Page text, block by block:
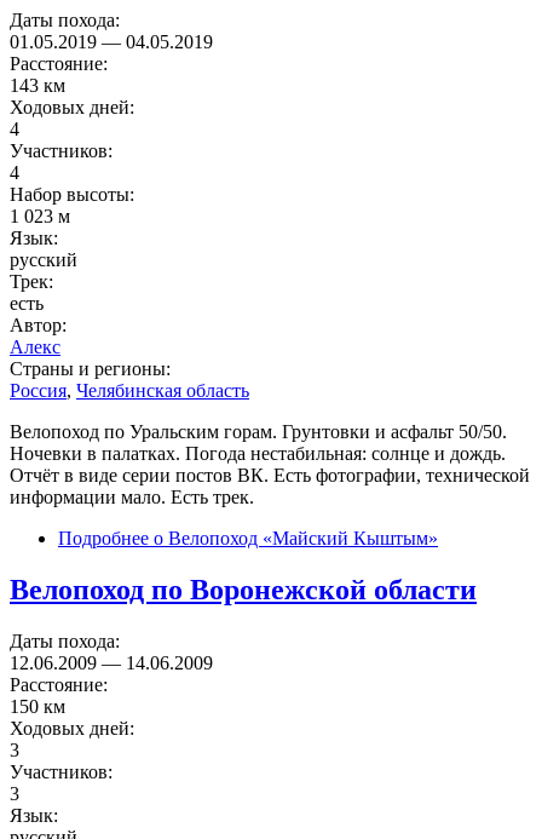
Даты похода:
01.05.2019 — 04.05.2019
Расстояние:
143 км
Ходовых дней:
4
Участников:
4
Набор высоты:
1 023 м
Язык:
русский
Трек:
есть
Автор:
Алекс
Страны и регионы:
Россия, Челябинская область
Велопоход по Уральским горам. Грунтовки и асфальт 50/50.
Ночевки в палатках. Погода нестабильная: солнце и дождь.
Отчёт в виде серии постов ВК. Есть фотографии, технической
информации мало. Есть трек.
Подробнее о Велопоход «Майский Кыштым»
Велопоход по Воронежской области
Даты похода:
12.06.2009 — 14.06.2009
Расстояние:
150 км
Ходовых дней:
3
Участников:
3
Язык: